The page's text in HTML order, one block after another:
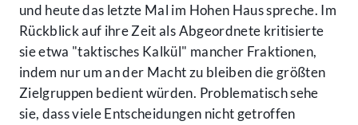
und heute das letzte Mal im Hohen Haus spreche. Im
Rückblick auf ihre Zeit als Abgeordnete kritisierte
sie etwa "taktisches Kalkül" mancher Fraktionen,
indem nur um an der Macht zu bleiben die größten
Zielgruppen bedient würden. Problematisch sehe
sie, dass viele Entscheidungen nicht getroffen